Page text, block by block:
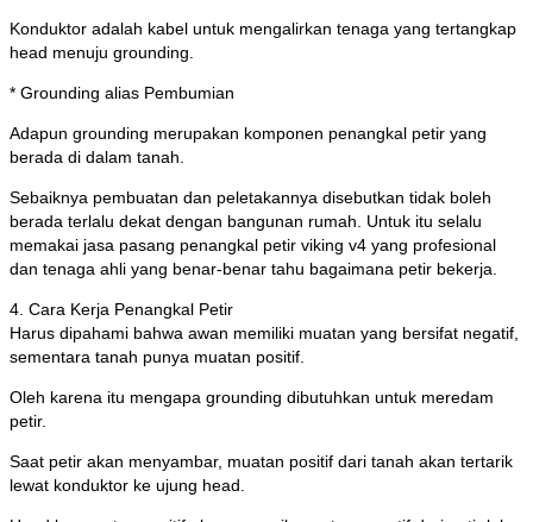
Konduktor adalah kabel untuk mengalirkan tenaga yang tertangkap
head menuju grounding.
* Grounding alias Pembumian
Adapun grounding merupakan komponen penangkal petir yang
berada di dalam tanah.
Sebaiknya pembuatan dan peletakannya disebutkan tidak boleh
berada terlalu dekat dengan bangunan rumah. Untuk itu selalu
memakai jasa pasang penangkal petir viking v4 yang profesional
dan tenaga ahli yang benar-benar tahu bagaimana petir bekerja.
4. Cara Kerja Penangkal Petir
Harus dipahami bahwa awan memiliki muatan yang bersifat negatif,
sementara tanah punya muatan positif.
Oleh karena itu mengapa grounding dibutuhkan untuk meredam
petir.
Saat petir akan menyambar, muatan positif dari tanah akan tertarik
lewat konduktor ke ujung head.